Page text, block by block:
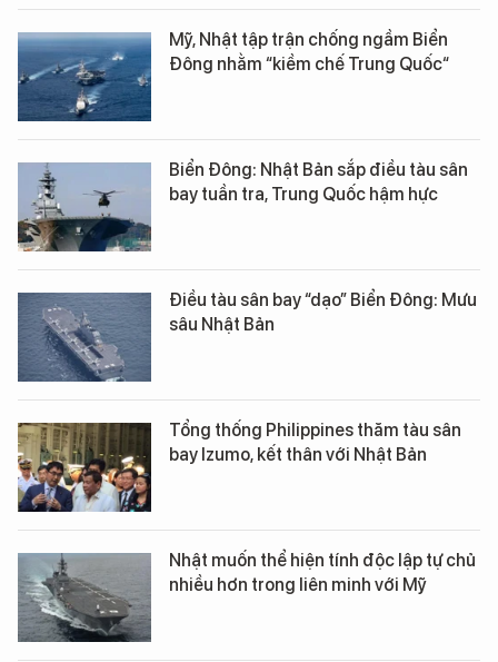
Mỹ, Nhật tập trận chống ngầm Biển
Đông nhằm “kiềm chế Trung Quốc“
Biển Đông: Nhật Bản sắp điều tàu sân
bay tuần tra, Trung Quốc hậm hực
Điều tàu sân bay “dạo” Biển Đông: Mưu
sâu Nhật Bản
Tổng thống Philippines thăm tàu sân
bay Izumo, kết thân với Nhật Bản
Nhật muốn thể hiện tính độc lập tự chủ
nhiều hơn trong liên minh với Mỹ